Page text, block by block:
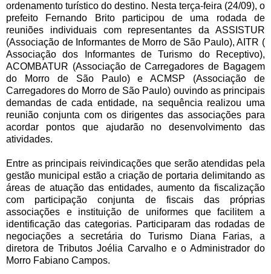
ordenamento turístico do destino. Nesta terça-feira (24/09), o
prefeito Fernando Brito participou de uma rodada de
reuniões individuais com representantes da ASSISTUR
(Associação de Informantes de Morro de São Paulo), AITR (
Associação dos Informantes de Turismo do Receptivo),
ACOMBATUR (Associação de Carregadores de Bagagem
do Morro de São Paulo) e ACMSP (Associação de
Carregadores do Morro de São Paulo) ouvindo as principais
demandas de cada entidade, na sequência realizou uma
reunião conjunta com os dirigentes das associações para
acordar pontos que ajudarão no desenvolvimento das
atividades.
Entre as principais reivindicações que serão atendidas pela
gestão municipal estão a criação de portaria delimitando as
áreas de atuação das entidades, aumento da fiscalização
com participação conjunta de fiscais das próprias
associações e instituição de uniformes que facilitem a
identificação das categorias. Participaram das rodadas de
negociações a secretária do Turismo Diana Farias, a
diretora de Tributos Joélia Carvalho e o Administrador do
Morro Fabiano Campos.